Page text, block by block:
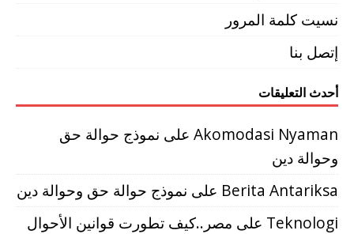
نسيت كلمة المرور
إتصل بنا
أحدث التعليقات
Akomodasi Nyaman على نموذج حوالة حق
وحوالة دين
Berita Antariksa على نموذج حوالة حق وحوالة دين
Teknologi على مصر..كيف تطورت قوانين الأحوال